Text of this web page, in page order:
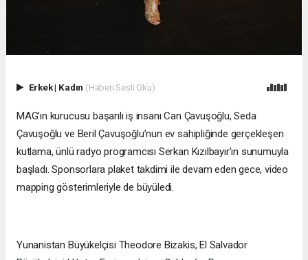
Erkek| Kadın (Haberi Sesli Oku)
MAG’ın kurucusu başarılı iş insanı Can Çavuşoğlu, Seda
Çavuşoğlu ve Beril Çavuşoğlu’nun ev sahipliğinde gerçekleşen
kutlama, ünlü radyo programcısı Serkan Kızılbayır’ın sunumuyla
başladı. Sponsorlara plaket takdimi ile devam eden gece, video
mapping gösterimleriyle de büyüledi.
Yunanistan Büyükelçisi Theodore Bizakis, El Salvador